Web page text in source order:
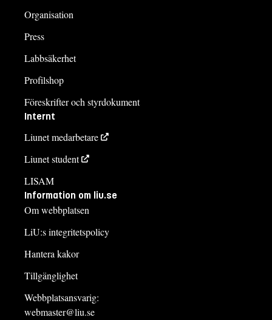
Organisation
Press
Labbsäkerhet
Profilshop
Föreskrifter och styrdokument
Internt
Liunet medarbetare
Liunet student
LISAM
Information om liu.se
Om webbplatsen
LiU:s integritetspolicy
Hantera kakor
Tillgänglighet
Webbplatsansvarig:
webmaster@liu.se